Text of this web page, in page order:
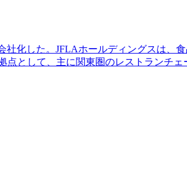
化した。JFLAホールディングスは、
として、主に関東圏のレストランチ